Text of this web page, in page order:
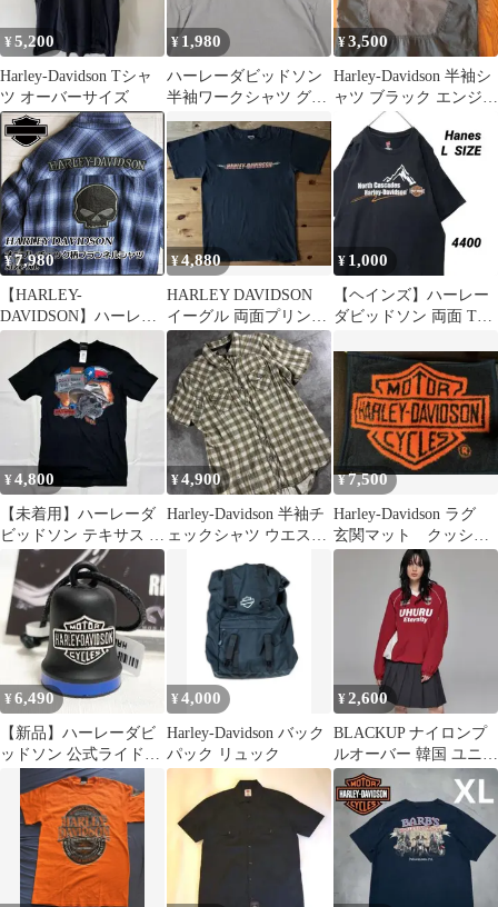
¥5,200
Harley-Davidson Tシャ
ツ オーバーサイズ
¥ 1,980
ハーレーダビッドソン
半袖ワークシャツ グレ
ー L
¥3,500
Harley-Davidson 半袖シ
ャツ ブラック エンジ
ヴィンテージ
¥7,980
【HARLEY-
DAVIDSON】ハーレー
ダビッドソン オンブレ
チェック柄 フランネル
シャツ スカル 刺繍 バ
ックロゴ ブルー XL
¥4,880
HARLEY DAVIDSON
イーグル 両面プリント
Tシャツ L 黒
¥ 1,000
【ヘインズ】ハーレー
ダビッドソン 両面 Tシ
¥4,800
【未着用】ハーレーダ
ビッドソン テキサス T
シャツ M スカル 黒
¥4,900
Harley-Davidson 半袖チ
ェックシャツ ウエスタ
¥7,500
Harley-Davidson ラグ
玄関マット クッショ
ンカバー
¥6,490
【新品】ハーレーダビ
ッドソン 公式ライドベ
ル ブラック＆ブルー デ
ィーラー直輸入
¥4,000
Harley-Davidson バック
パック リュック
¥2,600
BLACKUP ナイロンプ
ルオーバー 韓国 ユニ
赤 差し色 y2k 古着